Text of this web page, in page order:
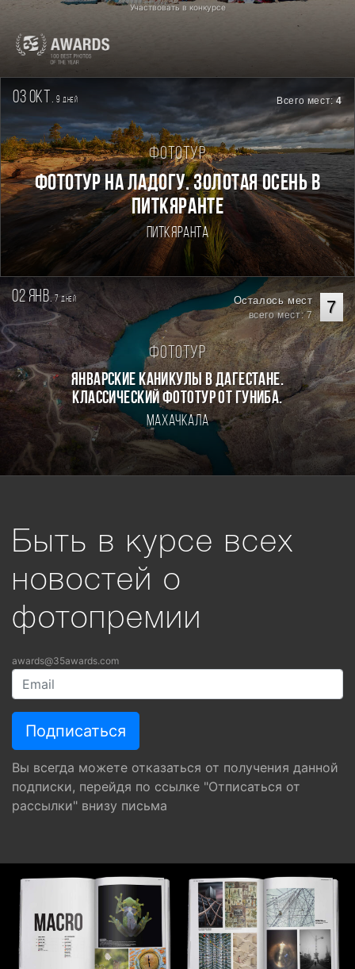
Участвовать в конкурсе
03 окт. 9 дней Всего мест:4
Фототур
Фототур на Ладогу. Золотая осень в
Питкяранте
Питкяранта
02 янв.7 дней 7
Осталось мест
всего мест: 7
Фототур
Январские каникулы в Дагестане.
Классический фототур от Гуниба.
Махачкала
Быть в курсе всех
новостей о
фотопремии
awards@35awards.com
Вы всегда можете отказаться от получения данной
подписки, перейдя по ссылке "Отписаться от
рассылки" внизу письма